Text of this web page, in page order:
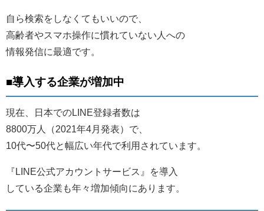
自ら検索をしなくてもいいので、
高齢者やスマホ操作に慣れていない人への
情報発信に最適です。
■導入する企業が増加中
現在、日本でのLINE登録者数は
8800万人（2021年4月発表）で、
10代〜50代と幅広い年代で利用されています。
『LINE公式アカウントサービス』を導入
している企業も年々増加傾向にあります。